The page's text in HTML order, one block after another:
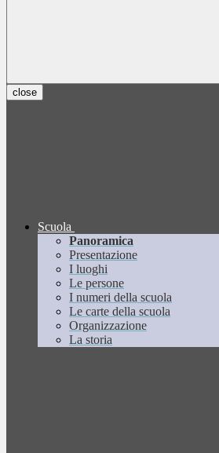
close
Scuola
Panoramica
Presentazione
I luoghi
Le persone
I numeri della scuola
Le carte della scuola
Organizzazione
La storia